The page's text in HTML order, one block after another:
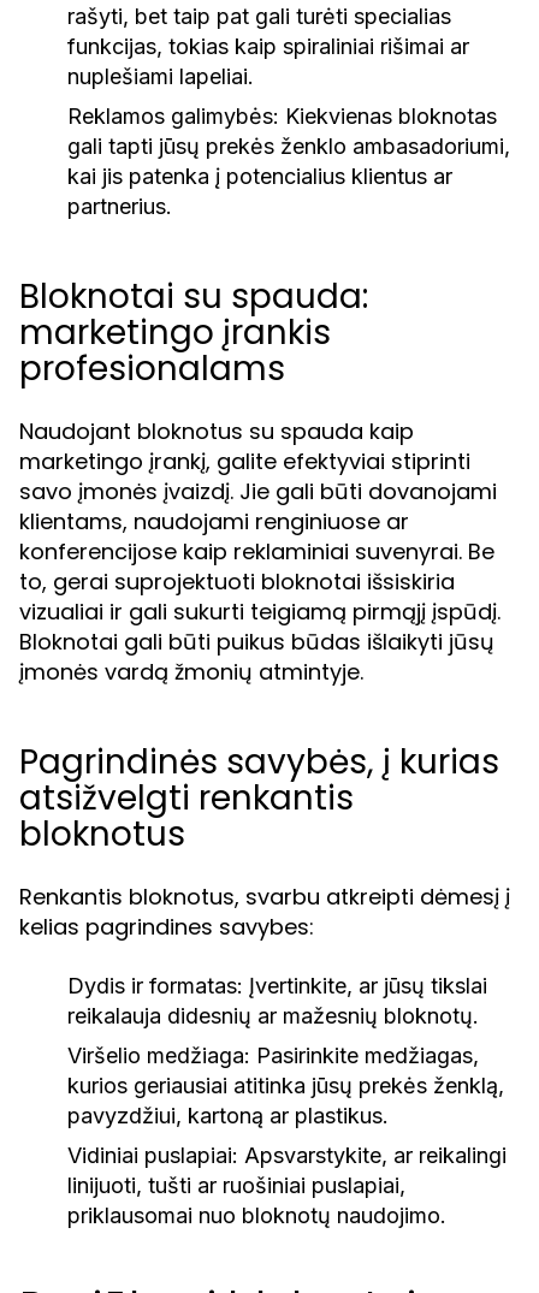
rašyti, bet taip pat gali turėti specialias
funkcijas, tokias kaip spiraliniai rišimai ar
nuplešiami lapeliai.
Reklamos galimybės: Kiekvienas bloknotas
gali tapti jūsų prekės ženklo ambasadoriumi,
kai jis patenka į potencialius klientus ar
partnerius.
Bloknotai su spauda:
marketingo įrankis
profesionalams
Naudojant bloknotus su spauda kaip
marketingo įrankį, galite efektyviai stiprinti
savo įmonės įvaizdį. Jie gali būti dovanojami
klientams, naudojami renginiuose ar
konferencijose kaip reklaminiai suvenyrai. Be
to, gerai suprojektuoti bloknotai išsiskiria
vizualiai ir gali sukurti teigiamą pirmąjį įspūdį.
Bloknotai gali būti puikus būdas išlaikyti jūsų
įmonės vardą žmonių atmintyje.
Pagrindinės savybės, į kurias
atsižvelgti renkantis
bloknotus
Renkantis bloknotus, svarbu atkreipti dėmesį į
kelias pagrindines savybes:
Dydis ir formatas: Įvertinkite, ar jūsų tikslai
reikalauja didesnių ar mažesnių bloknotų.
Viršelio medžiaga: Pasirinkite medžiagas,
kurios geriausiai atitinka jūsų prekės ženklą,
pavyzdžiui, kartoną ar plastikus.
Vidiniai puslapiai: Apsvarstykite, ar reikalingi
linijuoti, tušti ar ruošiniai puslapiai,
priklausomai nuo bloknotų naudojimo.